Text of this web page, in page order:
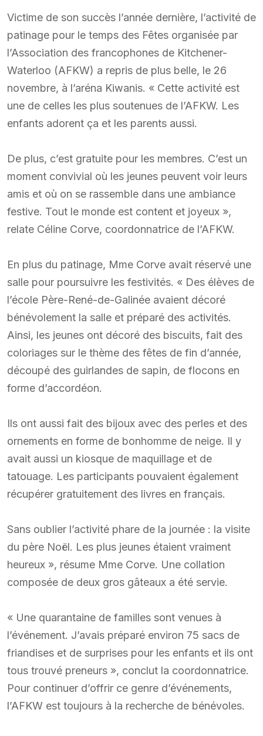
Victime de son succès l’année dernière, l’activité de
patinage pour le temps des Fêtes organisée par
l’Association des francophones de Kitchener-
Waterloo (AFKW) a repris de plus belle, le 26
novembre, à l’aréna Kiwanis. « Cette activité est
une de celles les plus soutenues de l’AFKW. Les
enfants adorent ça et les parents aussi.
De plus, c’est gratuite pour les membres. C’est un
moment convivial où les jeunes peuvent voir leurs
amis et où on se rassemble dans une ambiance
festive. Tout le monde est content et joyeux »,
relate Céline Corve, coordonnatrice de l’AFKW.
En plus du patinage, Mme Corve avait réservé une
salle pour poursuivre les festivités. « Des élèves de
l’école Père-René-de-Galinée avaient décoré
bénévolement la salle et préparé des activités.
Ainsi, les jeunes ont décoré des biscuits, fait des
coloriages sur le thème des fêtes de fin d’année,
découpé des guirlandes de sapin, de flocons en
forme d’accordéon.
Ils ont aussi fait des bijoux avec des perles et des
ornements en forme de bonhomme de neige. Il y
avait aussi un kiosque de maquillage et de
tatouage. Les participants pouvaient également
récupérer gratuitement des livres en français.
Sans oublier l’activité phare de la journée : la visite
du père Noël. Les plus jeunes étaient vraiment
heureux », résume Mme Corve. Une collation
composée de deux gros gâteaux a été servie.
« Une quarantaine de familles sont venues à
l’événement. J’avais préparé environ 75 sacs de
friandises et de surprises pour les enfants et ils ont
tous trouvé preneurs », conclut la coordonnatrice.
Pour continuer d’offrir ce genre d’événements,
l’AFKW est toujours à la recherche de bénévoles.